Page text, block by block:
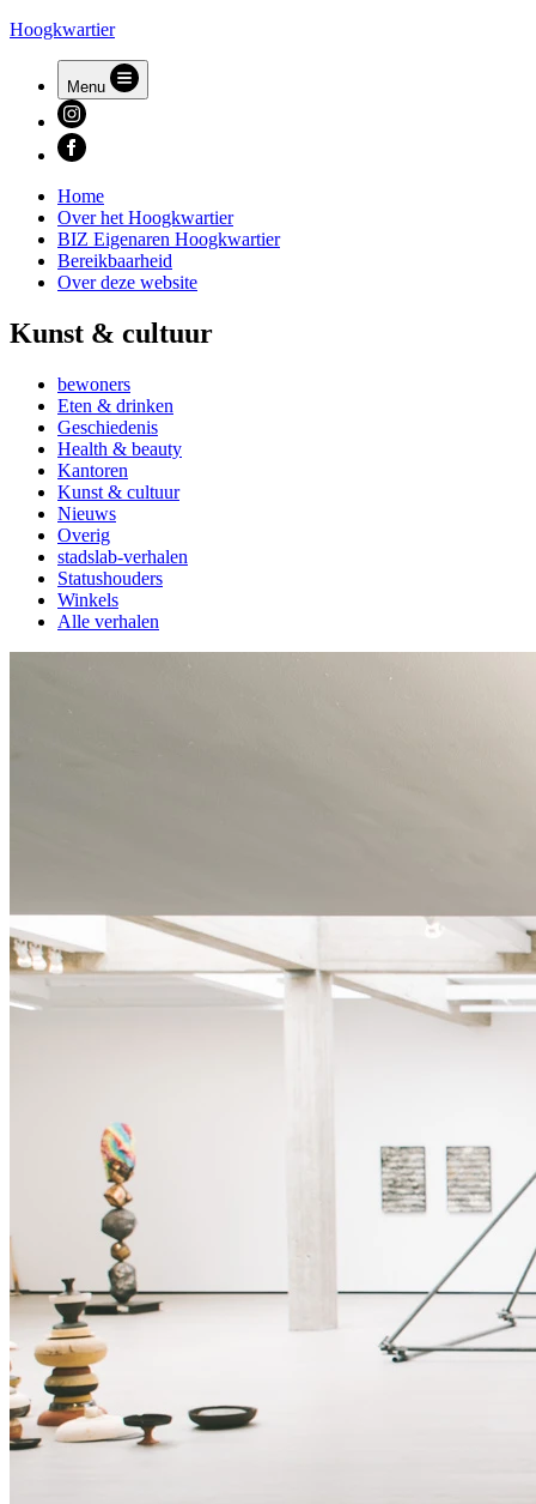
Hoogkwartier
Menu
Home
Over het Hoogkwartier
BIZ Eigenaren Hoogkwartier
Bereikbaarheid
Over deze website
Kunst & cultuur
bewoners
Eten & drinken
Geschiedenis
Health & beauty
Kantoren
Kunst & cultuur
Nieuws
Overig
stadslab-verhalen
Statushouders
Winkels
Alle verhalen